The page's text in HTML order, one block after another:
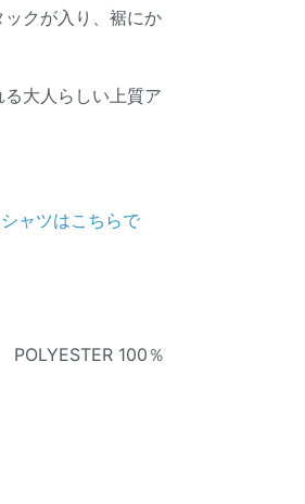
クが入り、裾にか
大人らしい上質ア
ャツはこちらで
100％